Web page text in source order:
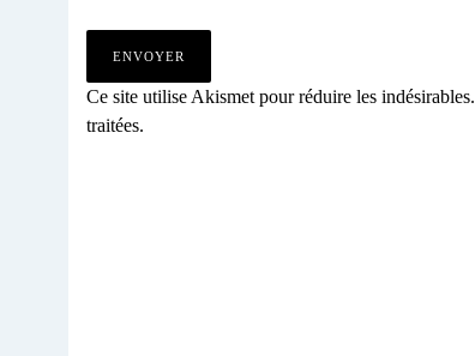
Ce site utilise Akismet pour réduire les indésirables.
traitées.